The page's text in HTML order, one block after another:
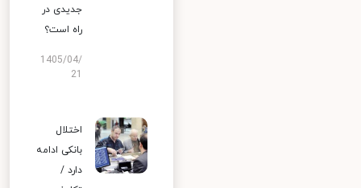
جدیدی در
راه است؟
1405/04/
اختلال
بانکی ادامه
دارد /